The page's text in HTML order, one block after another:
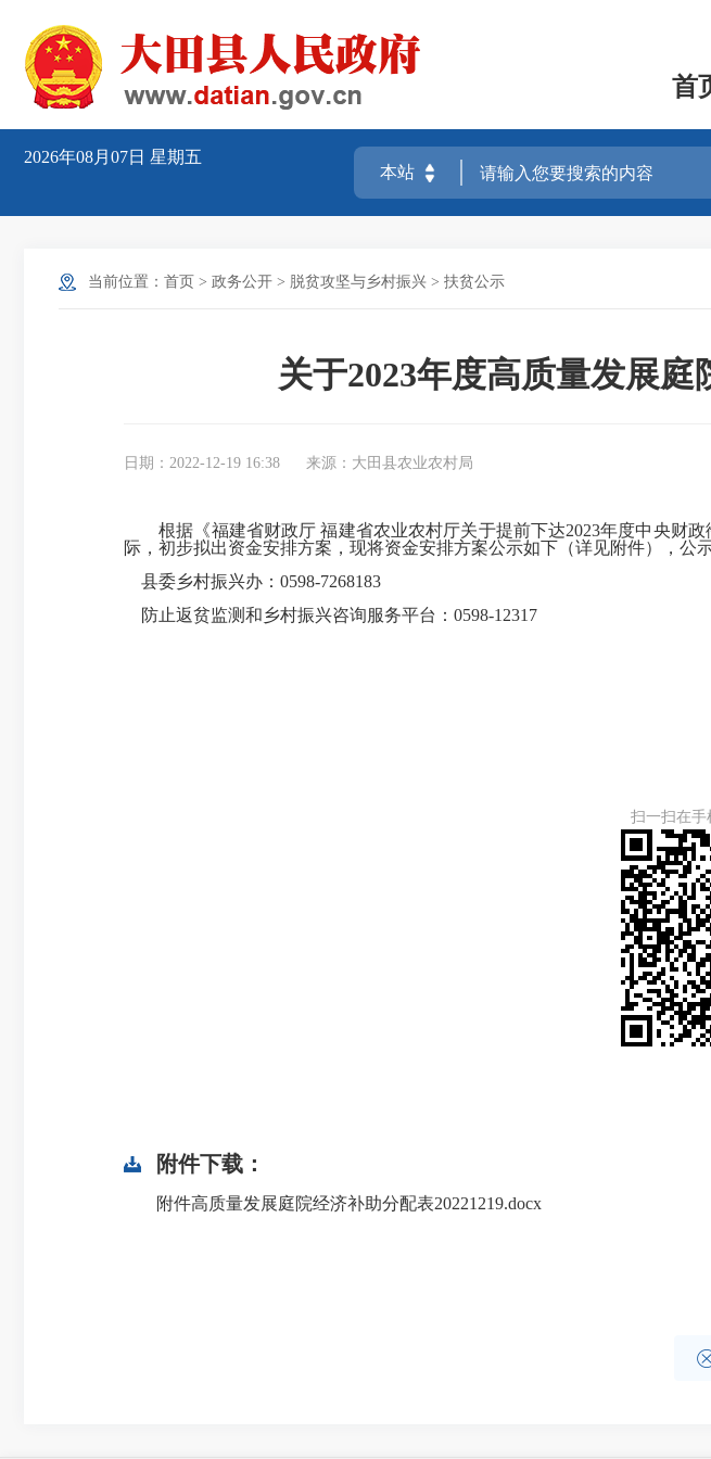
首
2026年08月07日 星期五
当前位置： 首页 > 政务公开 > 脱贫攻坚与乡村振兴 > 扶贫公示
关于2023年度高质量发展
日期：2022-12-19 16:38 来源：大田县农业农村局
根据《福建省财政厅 福建省农业农村厅关于提前下达2023年度中央财政
际，初步拟出资金安排方案，现将资金安排方案公示如下（详见附件），公
县委乡村振兴办：0598-7268183
防止返贫监测和乡村振兴咨询服务平台：0598-12317
扫一扫在手
附件下载：
附件高质量发展庭院经济补助分配表20221219.docx